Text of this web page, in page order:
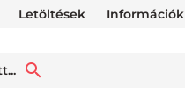
Letöltések Információk